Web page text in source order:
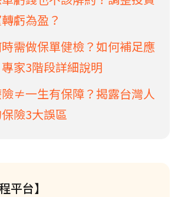
虧為盈？
需做保單健檢？如何補足應
家3階段詳細說明
≠一生有保障？揭露台灣人
險3大誤區
平台】